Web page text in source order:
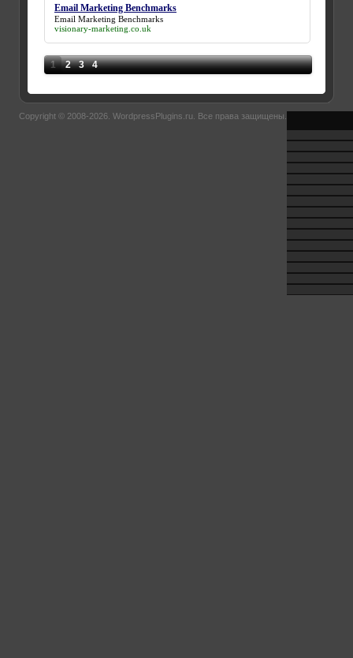
Email Marketing Benchmarks
Email Marketing Benchmarks
visionary-marketing.co.uk
1 2 3 4
Copyright © 2008-2026. WordpressPlugins.ru . Все права защищены.